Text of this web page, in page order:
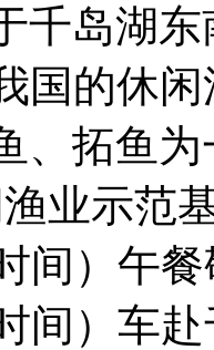
千岛湖
国的休
、拓鱼
业示范
间）午
间）车